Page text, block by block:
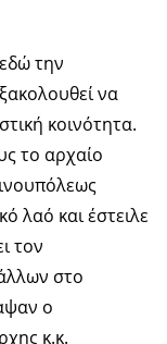
την
να
κοινότητα.
το αρχαίο
λαό και έστειλε
τον
στο
ο
κ.κ.